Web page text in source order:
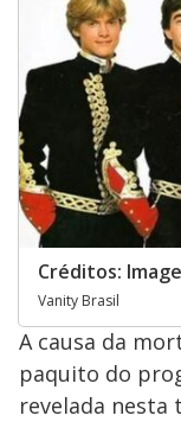
Créditos:
Vanity Brasil
A causa da
paquito do
revelada nesta